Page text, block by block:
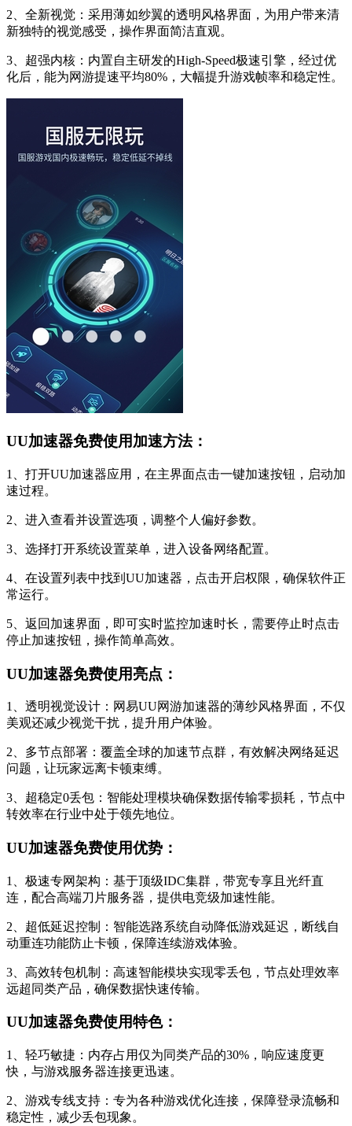
2、全新视觉：采用薄如纱翼的透明风格界面，为用户带来清
新独特的视觉感受，操作界面简洁直观。
3、超强内核：内置自主研发的High-Speed极速引擎，经过优
化后，能为网游提速平均80%，大幅提升游戏帧率和稳定性。
UU加速器免费使用加速方法：
1、打开UU加速器应用，在主界面点击一键加速按钮，启动加
速过程。
2、进入查看并设置选项，调整个人偏好参数。
3、选择打开系统设置菜单，进入设备网络配置。
4、在设置列表中找到UU加速器，点击开启权限，确保软件正
常运行。
5、返回加速界面，即可实时监控加速时长，需要停止时点击
停止加速按钮，操作简单高效。
UU加速器免费使用亮点：
1、透明视觉设计：网易UU网游加速器的薄纱风格界面，不仅
美观还减少视觉干扰，提升用户体验。
2、多节点部署：覆盖全球的加速节点群，有效解决网络延迟
问题，让玩家远离卡顿束缚。
3、超稳定0丢包：智能处理模块确保数据传输零损耗，节点中
转效率在行业中处于领先地位。
UU加速器免费使用优势：
1、极速专网架构：基于顶级IDC集群，带宽专享且光纤直
连，配合高端刀片服务器，提供电竞级加速性能。
2、超低延迟控制：智能选路系统自动降低游戏延迟，断线自
动重连功能防止卡顿，保障连续游戏体验。
3、高效转包机制：高速智能模块实现零丢包，节点处理效率
远超同类产品，确保数据快速传输。
UU加速器免费使用特色：
1、轻巧敏捷：内存占用仅为同类产品的30%，响应速度更
快，与游戏服务器连接更迅速。
2、游戏专线支持：专为各种游戏优化连接，保障登录流畅和
稳定性，减少丢包现象。